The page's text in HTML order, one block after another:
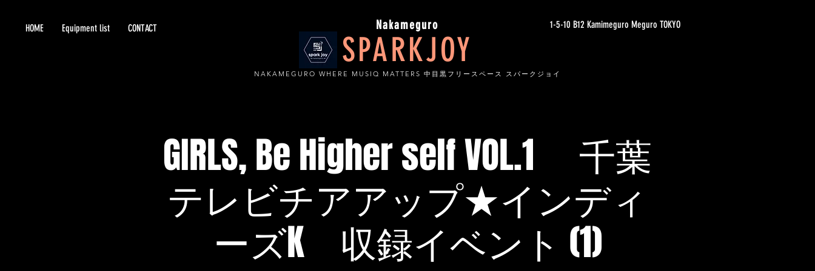
HOME Equipment list CONTACT 1-5-10 B12 Kamimeguro Meguro TOKYO
Nakameguro
SPARKJOY
NAKAMEGURO WHERE MUSIQ MATTERS 中目黒フリースペース スパークジョイ
GIRLS, Be Higher self VOL.1 千葉
テレビチアアップ★インディ
ーズK 収録イベント (1)